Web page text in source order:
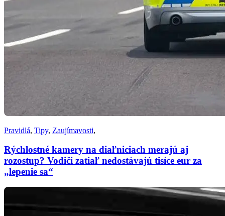
Pravidlá, Tipy, Zaujímavosti,
Rýchlostné kamery na diaľniciach merajú aj
rozostup? Vodiči zatiaľ nedostávajú tisíce eur za
„lepenie sa“